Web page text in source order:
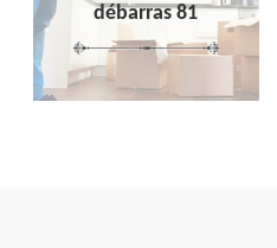
débarras 81